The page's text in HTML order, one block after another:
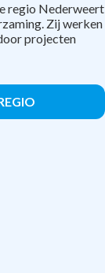
regio Nederweert
Zij werken
projecten